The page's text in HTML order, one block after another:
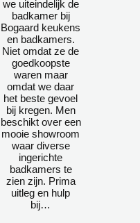
we uiteindelijk de
badkamer bij
Bogaard keukens
en badkamers.
Niet omdat ze de
goedkoopste
waren maar
omdat we daar
het beste gevoel
bij kregen. Men
beschikt over een
mooie showroom
waar diverse
ingerichte
badkamers te
zien zijn. Prima
uitleg en hulp
bij…